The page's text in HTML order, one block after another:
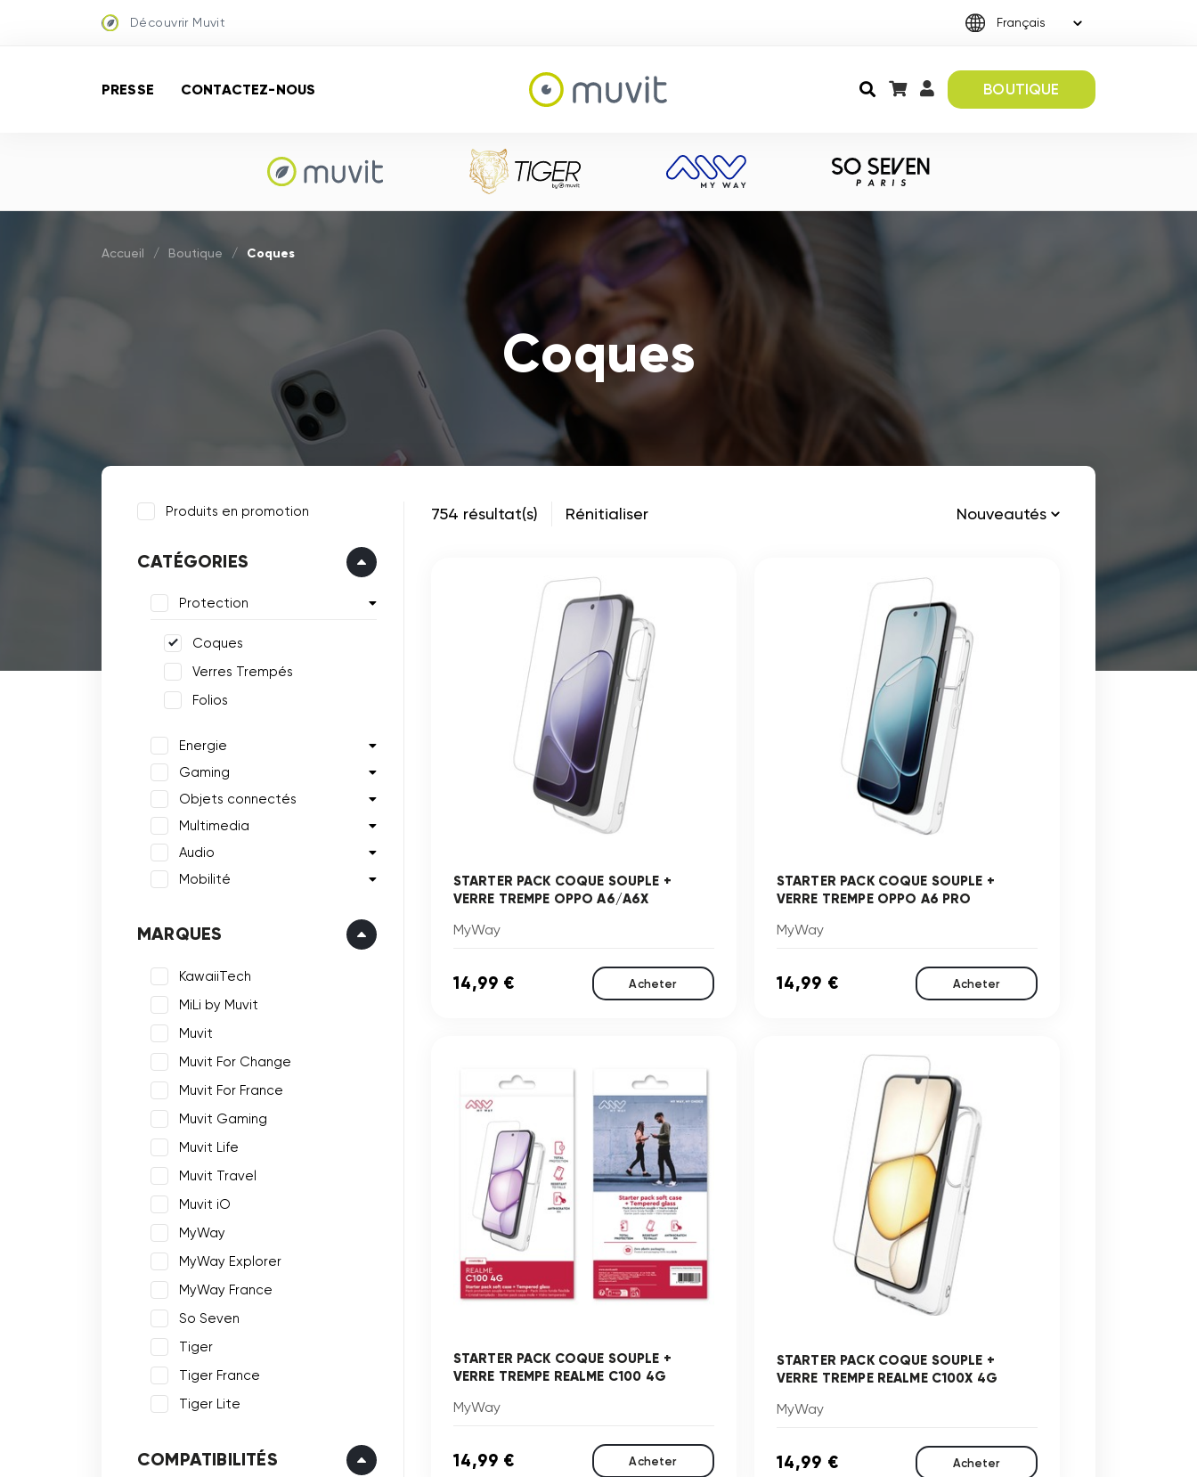
Découvrir Muvit
PRESSE CONTACTEZ-NOUS BOUTIQUE
Accueil / Boutique / Coques
Coques
Produits en promotion
CATÉGORIES
Protection
Coques
Verres Trempés
Folios
Energie
Gaming
Objets connectés
Multimedia
Audio
Mobilité
MARQUES
KawaiiTech
MiLi by Muvit
Muvit
Muvit For Change
Muvit For France
Muvit Gaming
Muvit Life
Muvit Travel
Muvit iO
MyWay
MyWay Explorer
MyWay France
So Seven
Tiger
Tiger France
Tiger Lite
COMPATIBILITÉS
754 résultat(s) Rénitialiser
STARTER PACK COQUE SOUPLE +
VERRE TREMPE OPPO A6/A6X
MyWay
14,99 € Acheter
STARTER PACK COQUE SOUPLE +
VERRE TREMPE OPPO A6 PRO
MyWay
14,99 € Acheter
STARTER PACK COQUE SOUPLE +
VERRE TREMPE REALME C100 4G
MyWay
14,99 € Acheter
STARTER PACK COQUE SOUPLE +
VERRE TREMPE REALME C100X 4G
MyWay
14,99 € Acheter